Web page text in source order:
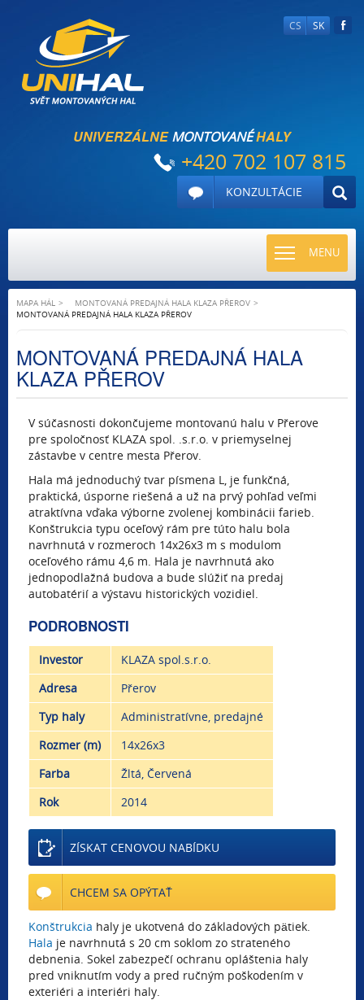
CS SK
UNIVERZÁLNEMONTOVANÉHALY
+420 702 107 815
KONZULTÁCIE
MENU
TOGGLE
MAPA HÁL
MONTOVANÁ PREDAJNÁ HALA KLAZA PŘEROV
MONTOVANÁ PREDAJNÁ HALA KLAZA PŘEROV
MONTOVANÁ PREDAJNÁ HALA
KLAZA PŘEROV
V súčasnosti dokončujeme montovanú halu v Přerove
pre spoločnosť KLAZA spol. .s.r.o. v priemyselnej
zástavbe v centre mesta Přerov.
Hala má jednoduchý tvar písmena L, je funkčná,
praktická, úsporne riešená a už na prvý pohľad veľmi
atraktívna vďaka výborne zvolenej kombinácii farieb.
Konštrukcia typu oceľový rám pre túto halu bola
navrhnutá v rozmeroch 14x26x3 m s modulom
oceľového rámu 4,6 m. Hala je navrhnutá ako
jednopodlažná budova a bude slúžiť na predaj
autobatérií a výstavu historických vozidiel.
PODROBNOSTI
Investor
KLAZA spol.s.r.o.
Adresa
Přerov
Typ haly
Administratívne, predajné
Rozmer (m)
14x26x3
Farba
Žltá, Červená
Rok
2014
ZÍSKAT CENOVOU NABÍDKU
CHCEM SA OPÝTAŤ
Konštrukcia haly je ukotvená do základových pätiek.
Hala je navrhnutá s 20 cm soklom zo strateného
debnenia. Sokel zabezpečí ochranu opláštenia haly
pred vniknutím vody a pred ručným poškodením v
exteriéri a interiéri haly.